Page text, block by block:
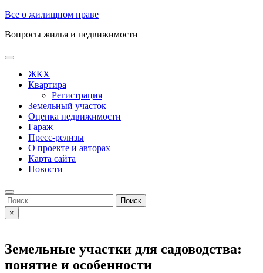
Skip
content
Все о жилищном праве
Вопросы жилья и недвижимости
Open
ButtonЖКХ
Квартира
Регистрация
Земельный участок
Оценка недвижимости
Гараж
Пресс-релизы
О проекте и авторах
Карта сайта
Новости
Close
Button
Search
for:
×
Земельные участки для садоводства:
понятие и особенности